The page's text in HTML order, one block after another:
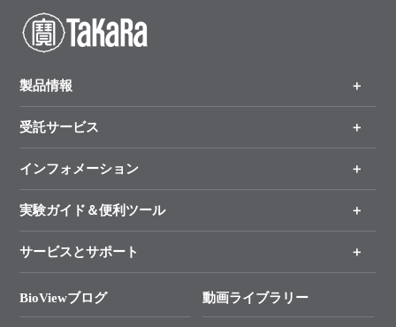
製品情報
製品一覧
手法から製品を探す
新製品情報
受託サービス
オンライン注文
インフォメーション
キャンペーン
タカラバイオ各種会員募集のお知らせ
終売製品のお知らせ
実験ガイド＆便利ツール
リアルタイムPCR実験のススメ
幹細胞・再生医療研究ガイド
サービスとサポート
総合お問い合わせ
BioViewブログ 動画ライブラリー